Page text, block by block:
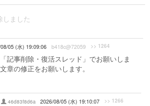
しました
05 (水) 19:09:06 b418c@72059 >> 1264
記事削除・復活スレッド」でお願いしま
章の修正をお願いします。
46d83f8d6a 2026/08/05 (水) 19:10:07 >> 1266